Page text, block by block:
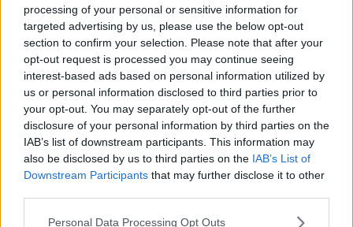
processing of your personal or sensitive information for
targeted advertising by us, please use the below opt-out
section to confirm your selection. Please note that after your
opt-out request is processed you may continue seeing
interest-based ads based on personal information utilized by
us or personal information disclosed to third parties prior to
your opt-out. You may separately opt-out of the further
disclosure of your personal information by third parties on the
IAB’s list of downstream participants. This information may
also be disclosed by us to third parties on the IAB’s List of
Downstream Participants that may further disclose it to other
Personal Data Processing Opt Outs
Lamaglia Jordan Paris Saint-Germain 2025combina
il fascino futuristico con l'eleganza parigina. Presenta
un'elegante base nera ornata da vibranti raggi di
energia rosa che attraversano la maglia, conferendole
un aspetto dinamico e cosmico.
Eccezionale filtrazione della maglia pre-partita del PSG
Il lancio delle maglie pre-partita della Coppa del Mondo